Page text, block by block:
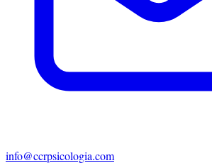
info@ccrpsicologia.com